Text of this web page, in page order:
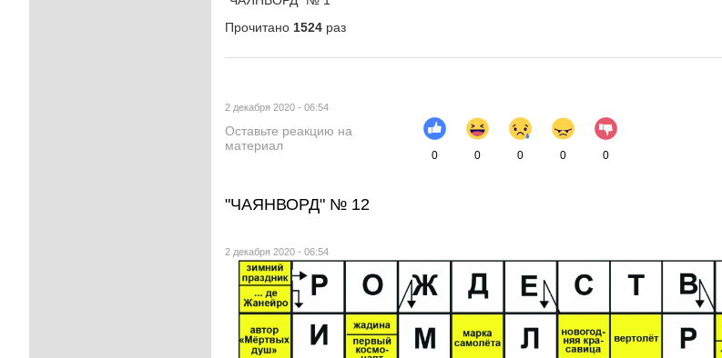
Прочитано 1524 раз
2 декабря 2020 - 06:54
Оставьте реакцию на
материал
0 0 0 0 0
"ЧАЯНВОРД" № 12
2 декабря 2020 - 06:54